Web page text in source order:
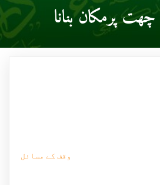
پرمکان بنانا
وقف کے مسائل